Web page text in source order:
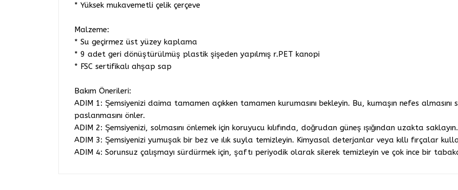
* Yüksek mukavemetli çelik çerçeve
Malzeme:
* Su geçirmez üst yüzey kaplama
* 9 adet geri dönüştürülmüş plastik şişeden yapılmış r.PET kanopi
* FSC sertifikalı ahşap sap
Bakım Önerileri:
ADIM 1: Şemsiyenizi daima tamamen açıkken tamamen kurumasını bekleyin. Bu, kumaşın nefes
paslanmasını önler.
ADIM 2: Şemsiyenizi, solmasını önlemek için koruyucu kılıfında, doğrudan güneş ışığından uzakta saklayın.
ADIM 3: Şemsiyenizi yumuşak bir bez ve ılık suyla temizleyin. Kimyasal deterjanlar veya kıllı fırçalar
ADIM 4: Sorunsuz çalışmayı sürdürmek için, şaftı periyodik olarak silerek temizleyin ve çok ince bir